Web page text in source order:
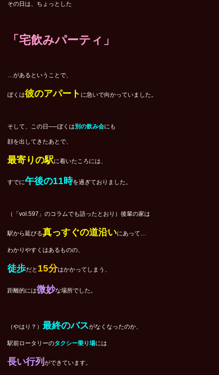
その日は、ちょっとした
「宅飲みパーティ」
…があるということで、
ぼくは彼のアパート に急いで向かっていました。
そして、この日──ぼくは別の飲み会にも
顔を出してきたあとで、
最寄りの駅に着いたころには、
すでに午後の11時を過ぎておりました。
（「vol.597」のコラムでも語ったとおり）後輩の家は
駅から延びる真っすぐの道沿いにあって…
わかりやすくはあるものの、
徒歩だと 15分はかかってしまう、
距離的には微妙な場所でした。
（やはり？） 最終のバスがなくなったのか、
駅前ロータリーのタクシー乗り場には
長い行列 ができています。